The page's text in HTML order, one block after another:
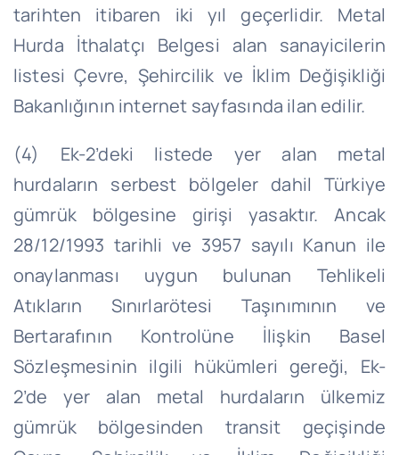
tarihten itibaren iki yıl geçerlidir. Metal
Hurda İthalatçı Belgesi alan sanayicilerin
listesi Çevre, Şehircilik ve İklim Değişikliği
Bakanlığının internet sayfasında ilan edilir.
(4) Ek-2’deki listede yer alan metal
hurdaların serbest bölgeler dahil Türkiye
gümrük bölgesine girişi yasaktır. Ancak
28/12/1993 tarihli ve 3957 sayılı Kanun ile
onaylanması uygun bulunan Tehlikeli
Atıkların Sınırlarötesi Taşınımının ve
Bertarafının Kontrolüne İlişkin Basel
Sözleşmesinin ilgili hükümleri gereği, Ek-
2’de yer alan metal hurdaların ülkemiz
gümrük bölgesinden transit geçişinde